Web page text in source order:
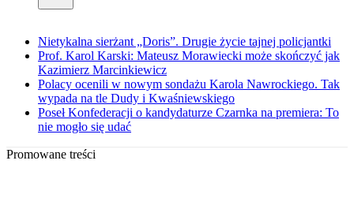
Nietykalna sierżant „Doris”. Drugie życie tajnej policjantki
Prof. Karol Karski: Mateusz Morawiecki może skończyć jak
Kazimierz Marcinkiewicz
Polacy ocenili w nowym sondażu Karola Nawrockiego. Tak
wypada na tle Dudy i Kwaśniewskiego
Poseł Konfederacji o kandydaturze Czarnka na premiera: To
nie mogło się udać
Promowane treści